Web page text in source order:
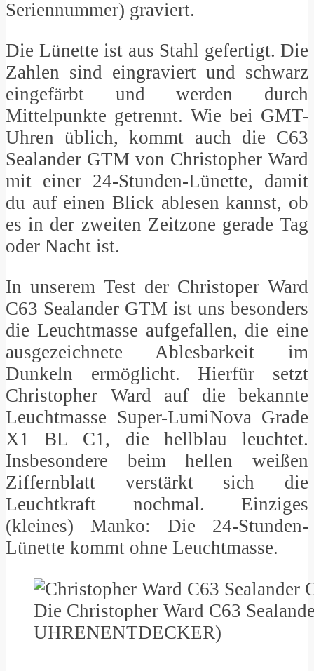
Seriennummer) graviert.
Die Lünette ist aus Stahl gefertigt. Die
Zahlen sind eingraviert und schwarz
eingefärbt und werden durch
Mittelpunkte getrennt. Wie bei GMT-
Uhren üblich, kommt auch die C63
Sealander GTM von Christopher Ward
mit einer 24-Stunden-Lünette, damit
du auf einen Blick ablesen kannst, ob
es in der zweiten Zeitzone gerade Tag
oder Nacht ist.
In unserem Test der Christoper Ward
C63 Sealander GTM ist uns besonders
die Leuchtmasse aufgefallen, die eine
ausgezeichnete Ablesbarkeit im
Dunkeln ermöglicht. Hierfür setzt
Christopher Ward auf die bekannte
Leuchtmasse Super-LumiNova Grade
X1 BL C1, die hellblau leuchtet.
Insbesondere beim hellen weißen
Ziffernblatt verstärkt sich die
Leuchtkraft nochmal. Einziges
(kleines) Manko: Die 24-Stunden-
Lünette kommt ohne Leuchtmasse.
Die Christopher Ward C63
UHRENENTDECKER)